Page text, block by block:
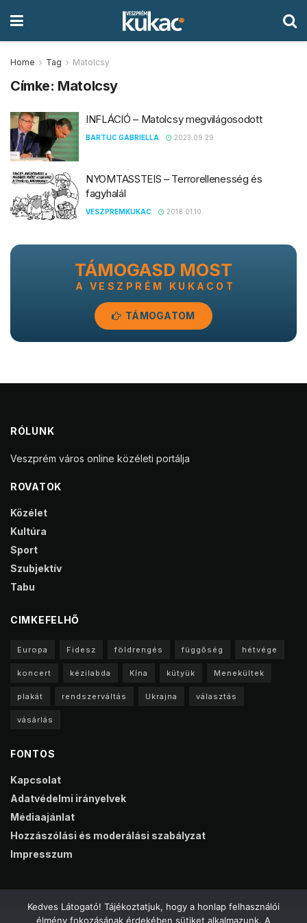
Home Tag Matolcsy
Címke: Matolcsy
INFLÁCIÓ – Matolcsy megvilágosodott
BARTUC GABRIELLA 2023.09.29.
NYOMTASSTEIS – Terrorellenesség és
fagyhalál
VESZPREMKUKAC 2018.01.10.
TÁMOGASD MOST
A VESZPRÉM KUKACOT
TÁMOGATOM
RÓLUNK
Veszprém város online közéleti portálja
ROVATOK
Közélet
Kultúra
Sport
Szubjektív
Tabu
CIMKEFELHŐ
Europa Fidesz földrengés függőség hétvége
koncert kézilabda Kína kütyük Menekültek
plakát rendszerváltás Ukrajna választás
vásárlás
FONTOS
Kapcsolat
Adatvédelmi irányelvek
Médiaajánlat
Hozzászólási és moderálási szabályzat
Impresszum
Kedves Látogató! Tájékoztatjuk, hogy a honlap felhasználói
élmény fokozásának érdekében sütiket alkalmazunk. A